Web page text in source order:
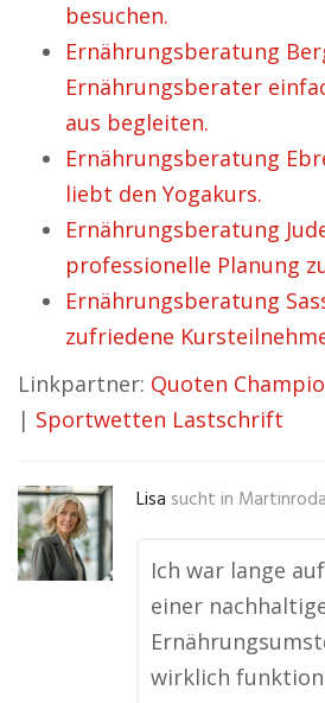
besuchen.
Ernährungsberatung
Ernährungsberater
aus begleiten.
Ernährungsberatung
liebt den Yogakurs.
Ernährungsberatung
professionelle Planung
Ernährungsberatung
zufriedene
Linkpartner: Quoten
| Sportwetten Lastschrift
Lisa sucht in
Ich war lange
einer
wirklich